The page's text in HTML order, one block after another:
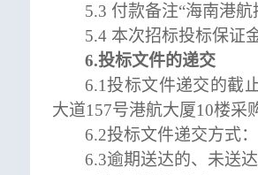
5.3 付款备注“海南港航
5.4 本次招标投标保证
6.投标文件的递交
6.1投标文件递交的截
大道157号港航大厦10楼采
6.2投标文件递交方式
6.3逾期送达的、未送